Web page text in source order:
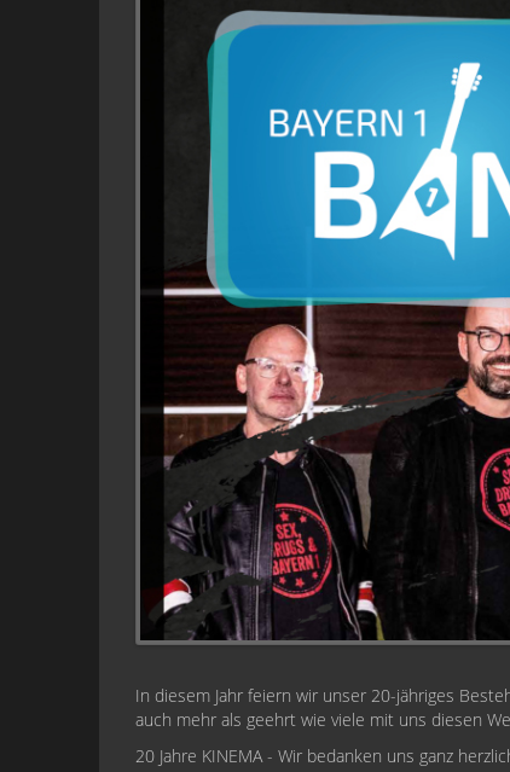
In diesem Jahr feiern wir unser 20-jähriges
auch mehr als geehrt wie viele mit uns diesen
20 Jahre KINEMA - Wir bedanken uns ganz